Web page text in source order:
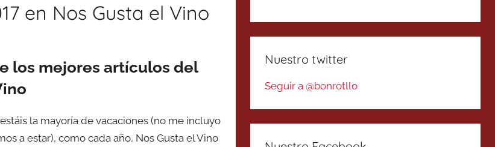
en Nos Gusta el Vino
los mejores artículos del
la mayoría de vacaciones (no me incluyo
a estar), como cada año, Nos Gusta el Vino
Nuestro twitter
Seguir a @bonrotllo